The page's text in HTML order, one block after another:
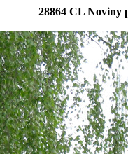
28864 CL Noviny